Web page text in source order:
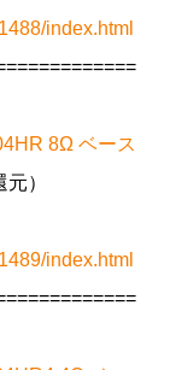
index.html
8Ω ベース
）
index.html